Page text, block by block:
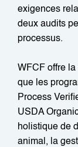
exigences
deux audits
processus.
WFCF offre
que les
Process
USDA
holistique de
animal, la